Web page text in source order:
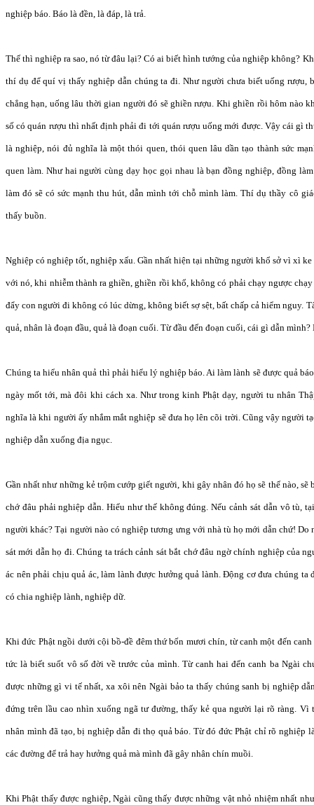
nghiệp báo. Báo là đền, là đáp, là trả.
Thế thì nghiệp ra sao, nó từ đâu lại? Có ai biết hình tướng của nghiệp không?
thí dụ để quí vị thấy nghiệp dẫn chúng ta đi. Như người chưa biết uống rượu,
chẳng hạn, uống lâu thời gian người đó sẽ ghiền rượu. Khi ghiền rồi hôm nào
số có quán rượu thì nhất định phải đi tới quán rượu uống mới được. Vậy cái gì
là nghiệp, nói đủ nghĩa là một thói quen, thói quen lâu dần tạo thành sức
quen làm. Như hai người cùng dạy học gọi nhau là bạn đồng nghiệp, đồng
làm đó sẽ có sức mạnh thu hút, dẫn mình tới chỗ mình làm. Thí dụ thầy cô
thấy buồn.
Nghiệp có nghiệp tốt, nghiệp xấu. Gần nhất hiện tại những người khổ sở vì xì
với nó, khi nhiễm thành ra ghiền, ghiền rồi khổ, không có phải chạy ngược
đẩy con người đi không có lúc dừng, không biết sợ sệt, bất chấp cả hiểm nguy.
quả, nhân là đoạn đầu, quả là đoạn cuối. Từ đầu đến đoạn cuối, cái gì dẫn mình?
Chúng ta hiểu nhân quả thì phải hiểu lý nghiệp báo. Ai làm lành sẽ được quả
ngày mốt tới, mà đôi khi cách xa. Như trong kinh Phật dạy, người tu nhân
nghĩa là khi người ấy nhắm mắt nghiệp sẽ đưa họ lên cõi trời. Cũng vậy người
nghiệp dẫn xuống địa ngục.
Gần nhất như những kẻ trộm cướp giết người, khi gây nhân đó họ sẽ thế nào, sẽ
chớ đâu phải nghiệp dẫn. Hiểu như thế không đúng. Nếu cảnh sát dẫn vô tù,
người khác? Tại người nào có nghiệp tương ưng với nhà tù họ mới dẫn chứ!
sát mới dẫn họ đi. Chúng ta trách cảnh sát bắt chớ đâu ngờ chính nghiệp của
ác nên phải chịu quả ác, làm lành được hưởng quả lành. Động cơ đưa chúng ta
có chia nghiệp lành, nghiệp dữ.
Khi đức Phật ngồi dưới cội bồ-đề đêm thứ bốn mươi chín, từ canh một đến
tức là biết suốt vô số đời về trước của mình. Từ canh hai đến canh ba Ngài
được những gì vi tế nhất, xa xôi nên Ngài bảo ta thấy chúng sanh bị nghiệp
đứng trên lầu cao nhìn xuống ngã tư đường, thấy kẻ qua người lại rõ ràng. Vì
nhân mình đã tạo, bị nghiệp dẫn đi thọ quả báo. Từ đó đức Phật chỉ rõ nghiệp
các đường để trả hay hưởng quả mà mình đã gây nhân chín muồi.
Khi Phật thấy được nghiệp, Ngài cũng thấy được những vật nhỏ nhiệm nhất